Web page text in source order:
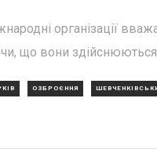
організації
що вони
ОЗБРОЄННЯ